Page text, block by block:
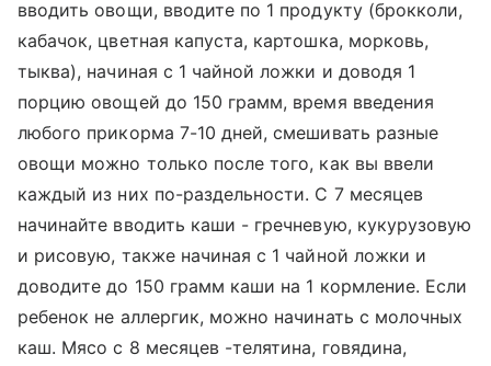
вводить овощи, вводите по 1 продукту (брокколи,
кабачок, цветная капуста, картошка, морковь,
тыква), начиная с 1 чайной ложки и доводя 1
порцию овощей до 150 грамм, время введения
любого прикорма 7-10 дней, смешивать разные
овощи можно только после того, как вы ввели
каждый из них по-раздельности. С 7 месяцев
начинайте вводить каши - гречневую, кукурузовую
и рисовую, также начиная с 1 чайной ложки и
доводите до 150 грамм каши на 1 кормление. Если
ребенок не аллергик, можно начинать с молочных
каш. Мясо с 8 месяцев -телятина, говядина,